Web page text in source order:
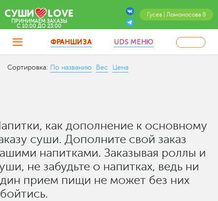
Гусев | Ломоносова 8
ПРИНИМАЕМ ЗАКАЗЫ
C 10:00 ДО 23:00
ФРАНШИЗА UDS МЕНЮ
Сортировка: По названию Вес Цена
как дополнение к основному
суши. Дополните свой заказ
напитками. Заказывая роллы и
не забудьте о напитках, ведь ни
прием пищи не может без них